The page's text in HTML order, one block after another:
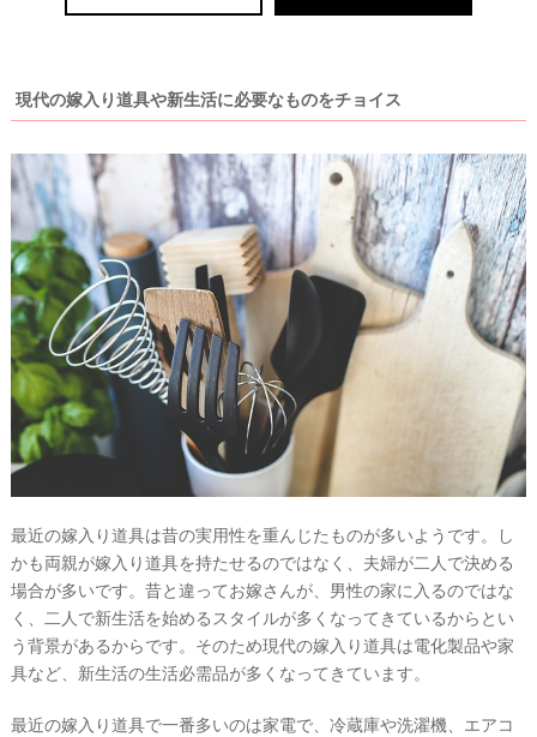
現代の嫁入り道具や新生活に必要なものをチョイス
最近の嫁入り道具は昔の実用性を重んじたものが多いようです。し
かも両親が嫁入り道具を持たせるのではなく、夫婦が二人で決める
場合が多いです。昔と違ってお嫁さんが、男性の家に入るのではな
く、二人で新生活を始めるスタイルが多くなってきているからとい
う背景があるからです。そのため現代の嫁入り道具は電化製品や家
具など、新生活の生活必需品が多くなってきています。
最近の嫁入り道具で一番多いのは家電で、冷蔵庫や洗濯機、エアコ